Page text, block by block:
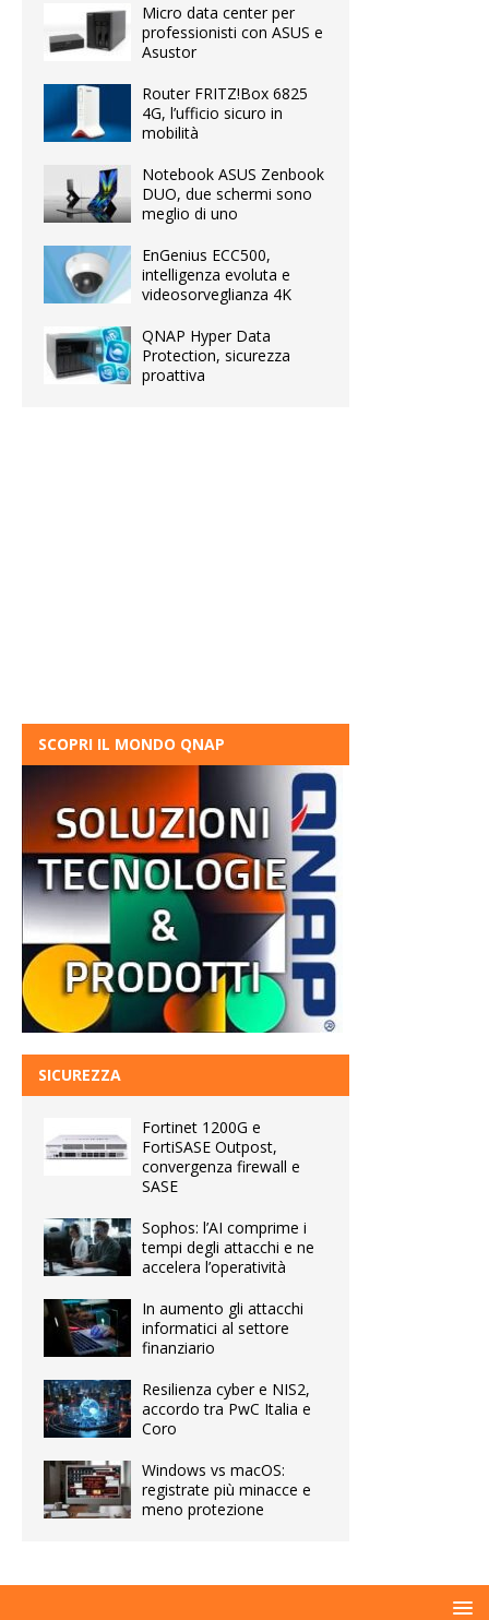
Micro data center per
professionisti con ASUS e
Asustor
Router FRITZ!Box 6825
4G, l’ufficio sicuro in
mobilità
Notebook ASUS Zenbook
DUO, due schermi sono
meglio di uno
EnGenius ECC500,
intelligenza evoluta e
videosorveglianza 4K
QNAP Hyper Data
Protection, sicurezza
proattiva
SCOPRI IL MONDO QNAP
SICUREZZA
Fortinet 1200G e
FortiSASE Outpost,
convergenza firewall e
SASE
Sophos: l’AI comprime i
tempi degli attacchi e ne
accelera l’operatività
In aumento gli attacchi
informatici al settore
finanziario
Resilienza cyber e NIS2,
accordo tra PwC Italia e
Coro
Windows vs macOS:
registrate più minacce e
meno protezione